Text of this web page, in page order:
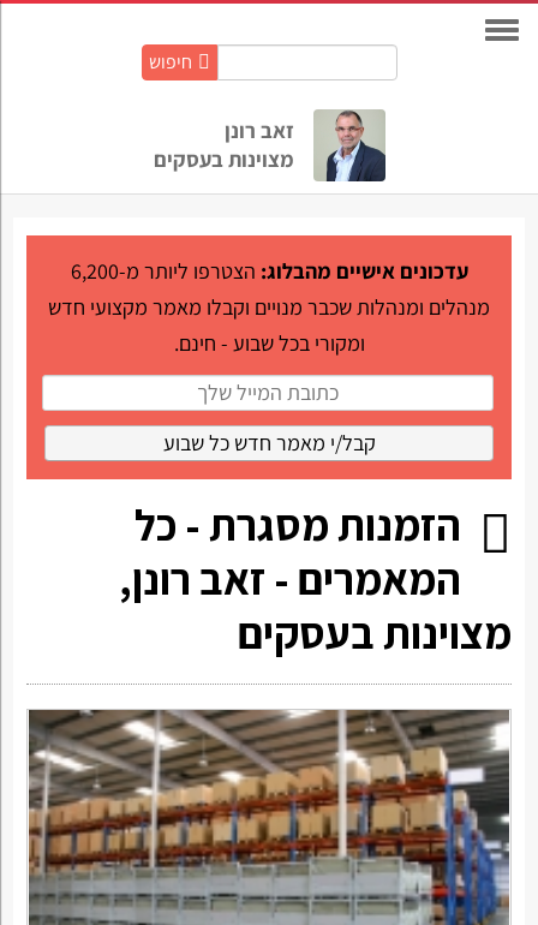
חיפוש
זאב רונן
מצוינות בעסקים
עדכונים אישיים מהבלוג:
הצטרפו ליותר מ-6,200
מנהלים ומנהלות שכבר מנויים וקבלו מאמר מקצועי חדש
ומקורי בכל שבוע - חינם.
הזמנות מסגרת - כל
המאמרים - זאב רונן,
מצוינות בעסקים